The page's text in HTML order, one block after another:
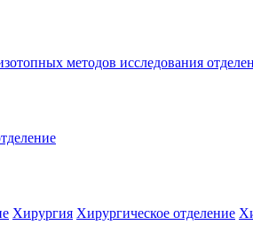
методов исследования
Хирургия Хирургическое отделение